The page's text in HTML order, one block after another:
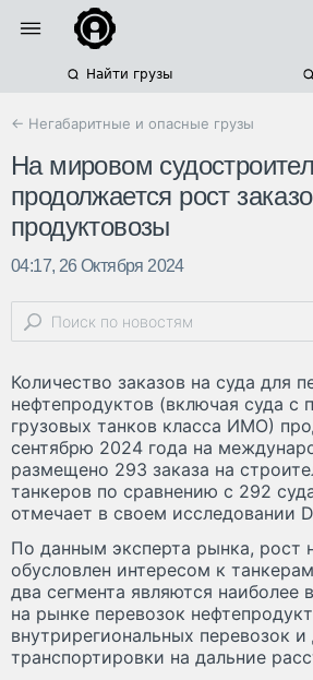
Найти грузы
← Негабаритные и опасные грузы
На мировом
продолжается рост
продуктовозы
04:17, 26 Октября 2024
Количество заказов на суда для
нефтепродуктов (включая суда с
грузовых танков класса ИМО)
сентябрю 2024 года на
размещено 293 заказа на
танкеров по сравнению с 292
отмечает в своем исследовании
По данным эксперта рынка, рост
обусловлен интересом к
два сегмента являются наиболее
на рынке перевозок
внутрирегиональных перевозок и
транспортировки на дальние